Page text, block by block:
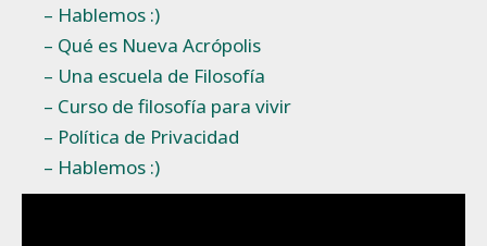
– Hablemos :)
– Qué es Nueva Acrópolis
– Una escuela de Filosofía
– Curso de filosofía para vivir
– Política de Privacidad
– Hablemos :)